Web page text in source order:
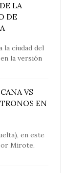
LA
DE
la ciudad del
la versión
VS
EN
en este
Mirote,